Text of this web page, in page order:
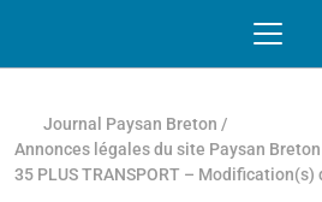
Journal Paysan Breton /
Annonces légales du site Paysan Breton
35 PLUS TRANSPORT – Modification(s)